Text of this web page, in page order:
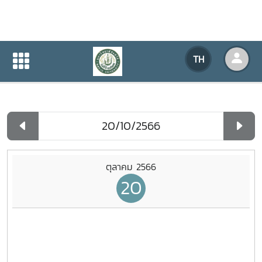
TH
ปฏิทินกิจกรรมของหน่วยงาน
ปฏิทินกิจกรรมของหน่วยงาน
ตุลาคม 2566
20